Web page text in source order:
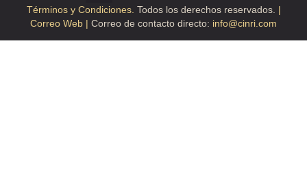
Términos y Condiciones. Todos los derechos reservados. |
Correo Web | Correo de contacto directo: info@cinri.com